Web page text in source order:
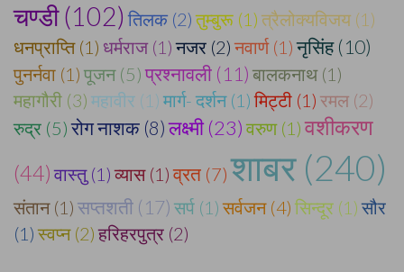
चण्डी (102) तिलक (2) तुम्बुरू (1) त्रैलोक्यविजय (1)
धनप्राप्ति (1) धर्मराज (1) नजर (2) नवार्ण (1) नृसिंह (10)
पुनर्नवा (1) पूजन (5) प्रश्नावली (11) बालकनाथ (1)
महागौरी (3) महावीर (1) मार्ग- दर्शन (1) मिट्टी (1) रमल (2)
रुद्र (5) रोग नाशक (8) लक्ष्मी (23) वरुण (1) वशीकरण
(44) वास्तु (1) व्यास (1) व्रत (7) शाबर (240)
संतान (1) सप्तशती (17) सर्प (1) सर्वजन (4) सिन्दूर (1) सौर
(1) स्वप्न (2) हरिहरपुत्र (2)